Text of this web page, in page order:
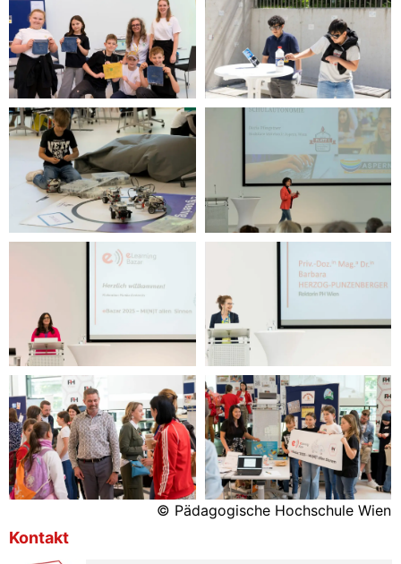
© Pädagogische Hochschule Wien
Kontakt